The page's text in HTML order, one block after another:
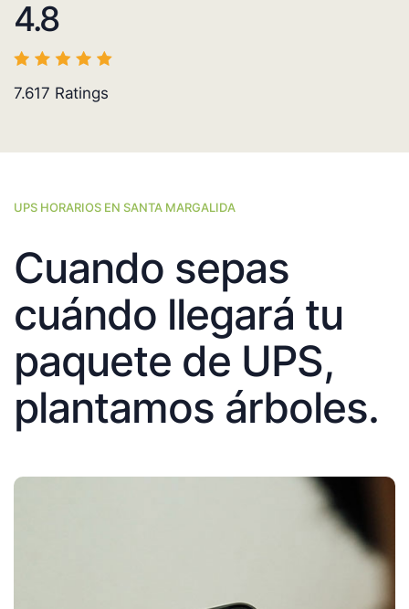
4.8
7.617 Ratings
UPS HORARIOS EN SANTA MARGALIDA
Cuando sepas
cuándo llegará tu
paquete de UPS,
plantamos árboles.